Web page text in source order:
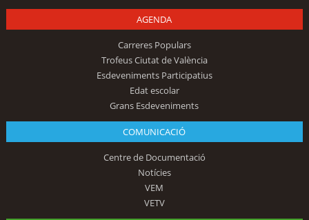
AGENDA
Carreres Populars
Trofeus Ciutat de València
Esdeveniments Participatius
Edat escolar
Grans Esdeveniments
COMUNICACIÓ
Centre de Documentació
Notícies
VEM
VETV